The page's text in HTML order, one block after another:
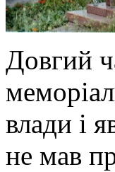
Довгий
влади і
не мав